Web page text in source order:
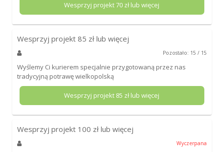
Wesprzyj projekt70 zł lub więcej
Wesprzyj projekt 85 zł lub więcej
Pozostało: 15 / 15
Wyślemy Ci kurierem specjalnie przygotowaną przez nas
tradycyjną potrawę wielkopolską
Wesprzyj projekt 85 zł lub więcej
Wesprzyj projekt 100 zł lub więcej
Wyczerpana